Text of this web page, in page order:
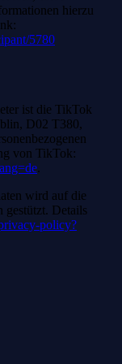
hierzu
5780
ist die TikTok
D02 T380,
von TikTok:
.
wird auf die
gestützt. Details
policy?